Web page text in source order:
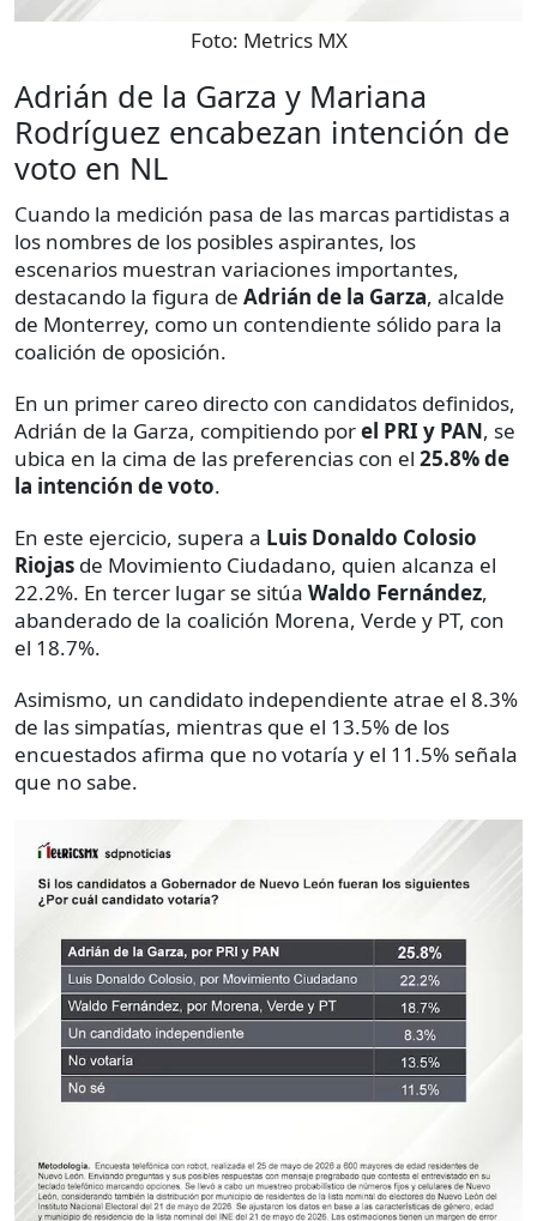
Foto: Metrics MX
Adrián de la Garza y Mariana
Rodríguez encabezan intención de
voto en NL
Cuando la medición pasa de las marcas partidistas a
los nombres de los posibles aspirantes, los
escenarios muestran variaciones importantes,
destacando la figura de Adrián de la Garza, alcalde
de Monterrey, como un contendiente sólido para la
coalición de oposición.
En un primer careo directo con candidatos definidos,
Adrián de la Garza, compitiendo porel PRI y PAN, se
ubica en la cima de las preferencias con el 25.8% de
la intención de voto.
En este ejercicio, supera a Luis Donaldo Colosio
Riojas de Movimiento Ciudadano, quien alcanza el
22.2%. En tercer lugar se sitúa Waldo Fernández,
abanderado de la coalición Morena, Verde y PT, con
el 18.7%.
Asimismo, un candidato independiente atrae el 8.3%
de las simpatías, mientras que el 13.5% de los
encuestados afirma que no votaría y el 11.5% señala
que no sabe.